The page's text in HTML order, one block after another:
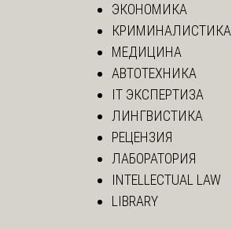
ЭКОНОМИКА
КРИМИНАЛИСТИКА
МЕДИЦИНА
АВТОТЕХНИКА
IT ЭКСПЕРТИЗА
ЛИНГВИСТИКА
РЕЦЕНЗИЯ
ЛАБОРАТОРИЯ
INTELLECTUAL LAW
LIBRARY